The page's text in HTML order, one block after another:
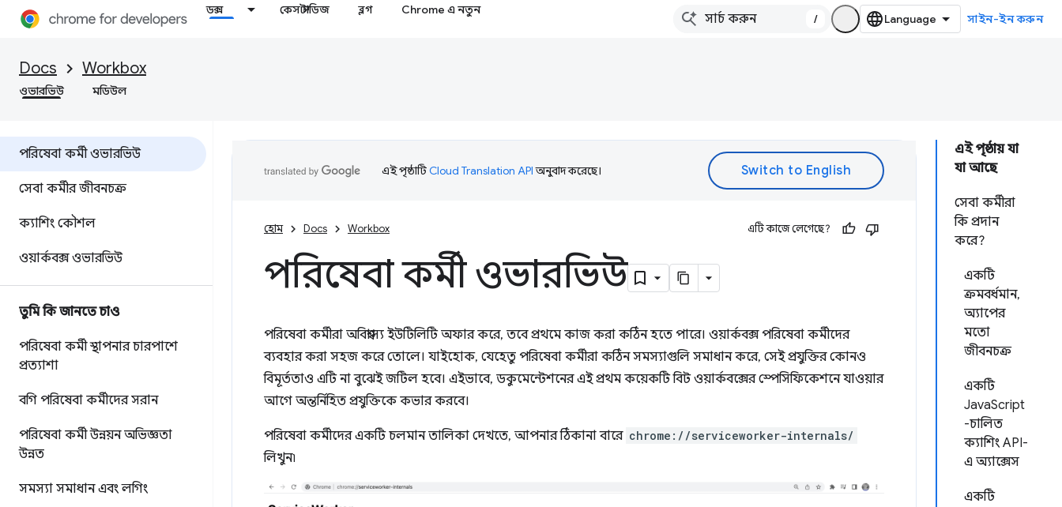
ডক্স কেস স্টাডিজ ব্লগ Chrome এ নতুন
/ সাইন-ইন করুন
Docs Workbox
ওভারভিউ মডিউল
পরিষেবা কর্মী ওভারভিউ
সেবা কর্মীর জীবনচক্র
ক্যাশিং কৌশল
ওয়ার্কবক্স ওভারভিউ
তুমি কি জানতে চাও
পরিষেবা কর্মী স্থাপনার চারপাশে
প্রত্যাশা
বগি পরিষেবা কর্মীদের সরান
পরিষেবা কর্মী উন্নয়ন অভিজ্ঞতা
উন্নত
সমস্যা সমাধান এবং লগিং
এই পৃষ্ঠায় যা
যা আছে
সেবা কর্মীরা
কি প্রদান
করে?
একটি
ক্রমবর্ধমান,
অ্যাপের
মতো
জীবনচক্র
একটি
JavaScript
-চালিত
ক্যাশিং API-
এ অ্যাক্সেস
একটি
এই পৃষ্ঠাটিCloud Translation APIঅনুবাদ করেছে।
হোম Docs Workbox এটি কাজে লেগেছে?
পরিষেবা কর্মী ওভারভিউ
পরিষেবা কর্মীরা অবিশ্বাস্য ইউটিলিটি অফার করে, তবে প্রথমে কাজ করা কঠিন হতে পারে। ওয়ার্কবক্স পরিষেবা কর্মীদের
ব্যবহার করা সহজ করে তোলে। যাইহোক, যেহেতু পরিষেবা কর্মীরা কঠিন সমস্যাগুলি সমাধান করে, সেই প্রযুক্তির কোনও
বিমূর্ততাও এটি না বুঝেই জটিল হবে। এইভাবে, ডকুমেন্টেশনের এই প্রথম কয়েকটি বিট ওয়ার্কবক্সের স্পেসিফিকেশনে যাওয়ার
আগে অন্তর্নিহিত প্রযুক্তিকে কভার করবে।
পরিষেবা কর্মীদের একটি চলমান তালিকা দেখতে, আপনার ঠিকানা বারে chrome://serviceworker-internals/
লিখুন৷